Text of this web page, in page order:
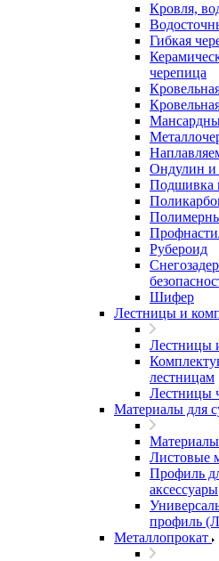
Кровля,
Гибкая
черепица
Ондулин
Подшивка
Рубероид
Шифер
Лестницы и
Лестницы
лестницам
Лестницы
Материалы для
Материалы
Листовые
Профиль
аксессуары
профиль
Металлопрокат